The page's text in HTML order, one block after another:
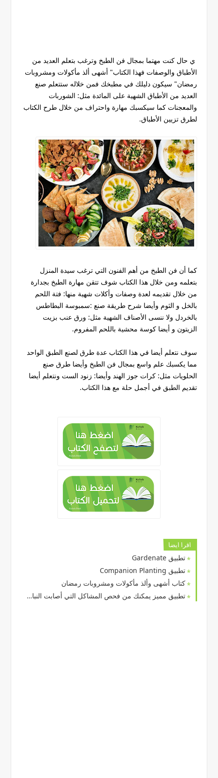
ي حال كنت مهتما بمجال فن الطبخ وترغب بتعلم العديد من
الأطباق والوصفات فهذا الكتاب" أشهى ألذ مأكولات ومشروبات
رمضان" سيكون دليلك في مطبخك فمن خلاله ستتعلم صنع
العديد من الأطباق الشهية على المائدة مثل: الشوربات
والمعجنات كما سيكسبك مهارة واحتراف من خلال طرح الكتاب
لطرق تزيين الأطباق.
كما أن فن الطبخ من أهم الفنون التي ترغب سيدة المنزل
بتعلمه ومن خلال هذا الكتاب شوف تتقن مهارة الطبخ بجدارة
من خلال تقديمه لعدة وصفات وأكلات شهية منها: فتة اللحم
بالخل و الثوم وأيضا شرح طريقة صنع :سمبوسة البطاطس
بالخردل ولا ننسى الأصناف الشهية مثل: ورق عنب بزيت
الزيتون و أيضا كوسة محشية باللحم المفروم.
سوف نتعلم أيضا في هذا الكتاب عدة طرق لصنع الطبق الواحد
مما يكسبك علم واسع بمجال فن الطبخ وأيضا طرق صنع
الحلويات مثل: كرات جوز الهند وأيضا: زنود الست ونتعلم أيضا
تقديم الطبق في أجمل حلة مع هذا الكتاب.
اقرا ايضا
تطبيق Gardenate
تطبيق Companion Planting
كتاب أشهى وألذ مأكولات ومشروبات رمضان
تطبيق مميز يمكنك من فحص المشاكل التي أصابت النباتات لديك عبر الذكاء الاصطناعي